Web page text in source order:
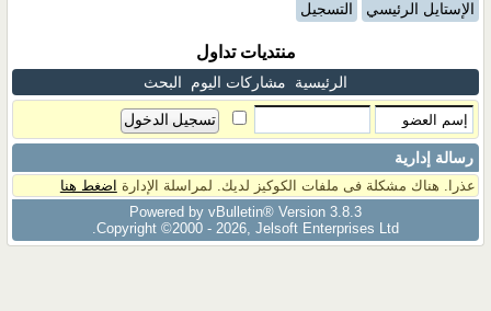
الإستايل الرئيسي التسجيل
منتديات تداول
الرئيسية مشاركات اليوم البحث
رسالة إدارية
عذرا. هناك مشكلة فى ملفات الكوكيز لديك. لمراسلة الإدارة اضغط هنا
Powered by vBulletin® Version 3.8.3
Copyright ©2000 - 2026, Jelsoft Enterprises Ltd.